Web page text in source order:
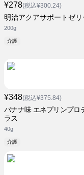
¥278(税込¥300.24)
明治アクアサポートゼリ
200g
介護
¥348(税込¥375.84)
バナナ味 エネプリンプロ
ラス
40g
介護